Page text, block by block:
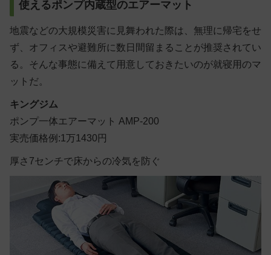
使えるポンプ内蔵型のエアーマット
地震などの大規模災害に見舞われた際は、無理に帰宅をせ
ず、オフィスや避難所に数日間留まることが推奨されてい
る。そんな事態に備えて用意しておきたいのが就寝用のマ
ットだ。
キングジム
ポンプ一体エアーマット AMP-200
実売価格例:1万1430円
厚さ7センチで床からの冷気を防ぐ